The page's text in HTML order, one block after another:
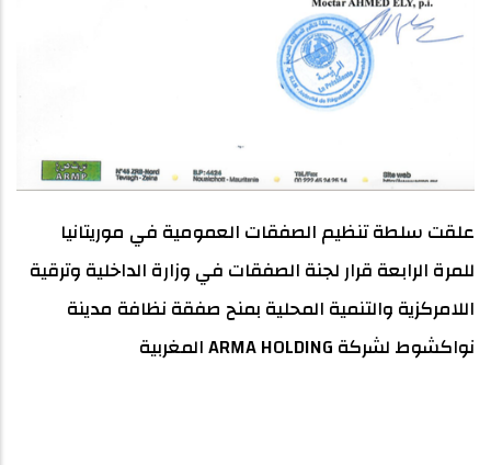
علقت سلطة تنظيم الصفقات العمومية في موريتانيا
للمرة الرابعة قرار لجنة الصفقات في وزارة الداخلية وترقية
اللامركزية والتنمية المحلية بمنح صفقة نظافة مدينة
نواكشوط لشركة ARMA HOLDING المغربية